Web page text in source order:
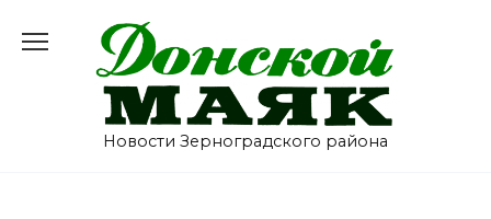
содержанию
Новости Зерноградского района